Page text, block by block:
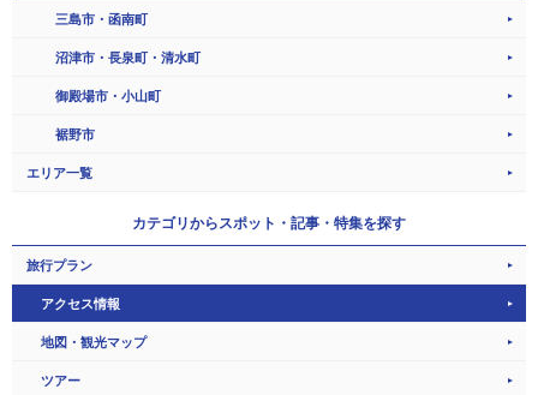
三島市・函南町
沼津市・長泉町・清水町
御殿場市・小山町
裾野市
エリア一覧
カテゴリからスポット・記事・特集を探す
旅行プラン
アクセス情報
地図・観光マップ
ツアー